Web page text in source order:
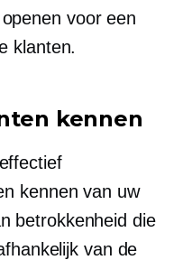
voor een
klanten.
kennen
kennen van uw
betrokkenheid die
van de